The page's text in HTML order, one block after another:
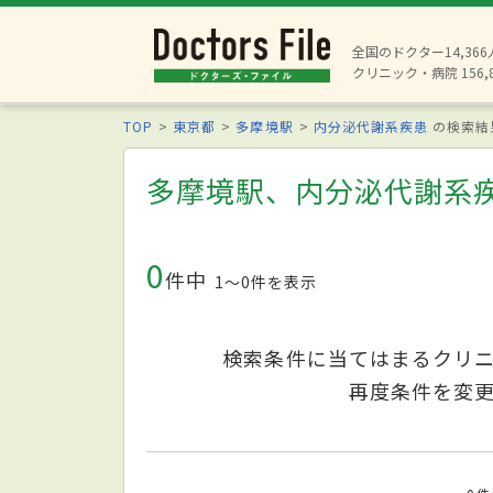
全国のドクター14,366
クリニック・病院
TOP 東京都 多摩境駅 内分泌代謝系疾患 の検索
多摩境駅、内分泌代謝系
0件中 1〜0件を表示
検索条件に当てはまるクリ
再度条件を変